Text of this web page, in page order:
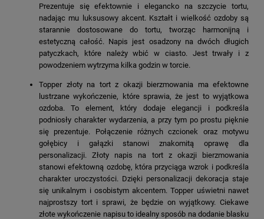
Prezentuje się efektownie i elegancko na szczycie tortu,
nadając mu luksusowy akcent. Kształt i wielkość ozdoby są
starannie dostosowane do tortu, tworząc harmonijną i
estetyczną całość. Napis jest osadzony na dwóch długich
patyczkach, które należy wbić w ciasto. Jest trwały i z
powodzeniem wytrzyma kilka godzin w torcie.
Topper złoty na tort z okazji bierzmowania ma efektowne
lustrzane wykończenie, które sprawia, że jest to wyjątkowa
ozdoba. To element, który dodaje elegancji i podkreśla
podniosły charakter wydarzenia, a przy tym po prostu pięknie
się prezentuje. Połączenie różnych czcionek oraz motywu
gołębicy i gałązki stanowi znakomitą oprawę dla
personalizacji. Złoty napis na tort z okazji bierzmowania
stanowi efektowną ozdobę, która przyciąga wzrok i podkreśla
charakter uroczystości. Dzięki personalizacji dekoracja staje
się unikalnym i osobistym akcentem. Topper uświetni nawet
najprostszy tort i sprawi, że będzie on wyjątkowy. Ciekawe
złote wykończenie napisu to idealny sposób na dodanie blasku